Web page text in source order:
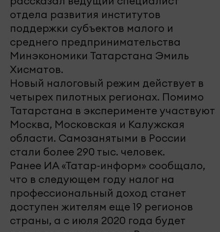
отдела развития институтов
поддержки субъектов малого и
среднего предпринимательства
Минэкономики Татарстана Эмиль
Хисматов.
Новый налоговый режим действует в
четырех пилотных регионах. Помимо
Татарстана в эксперименте участвуют
Москва, Московская и Калужская
области. Самозанятыми в России
стали более 290 тыс. человек.
Ранее ИА «Татар-информ» сообщало,
что в следующем году налог на
профессиональный доход станет
доступен жителям еще 19 регионов
страны, а с июля 2020 года будет